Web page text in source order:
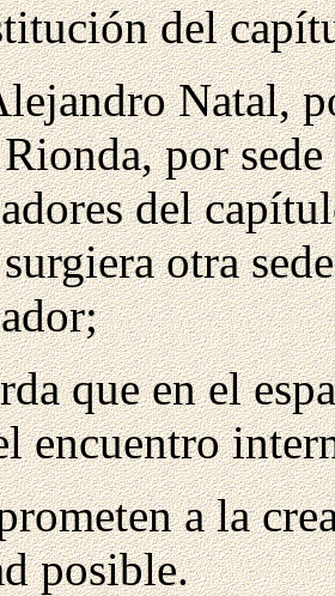
del
Natal,
por sede
del
otra
que en el
encuentro
a la
posible.